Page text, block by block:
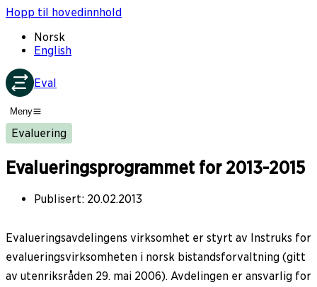
Hopp til hovedinnhold
Norsk
English
Eval
Meny
Evaluering
Evalueringsprogrammet for 2013-2015
Publisert: 20.02.2013
Evalueringsavdelingens virksomhet er styrt av Instruks for
evalueringsvirksomheten i norsk bistandsforvaltning (gitt
av utenriksråden 29. mai 2006). Avdelingen er ansvarlig for